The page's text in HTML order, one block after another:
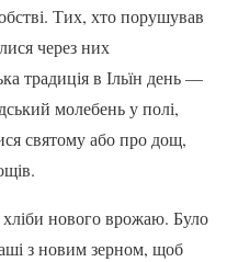
Тих, хто порушував
через них
традиція в Ільїн день —
молебень у полі,
святому або про дощ,
нового врожаю. Було
з новим зерном, щоб